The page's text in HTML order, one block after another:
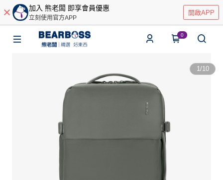
加入 熊老闆 即享會員優惠
立刻使用官方APP
開啟APP
0
1/10